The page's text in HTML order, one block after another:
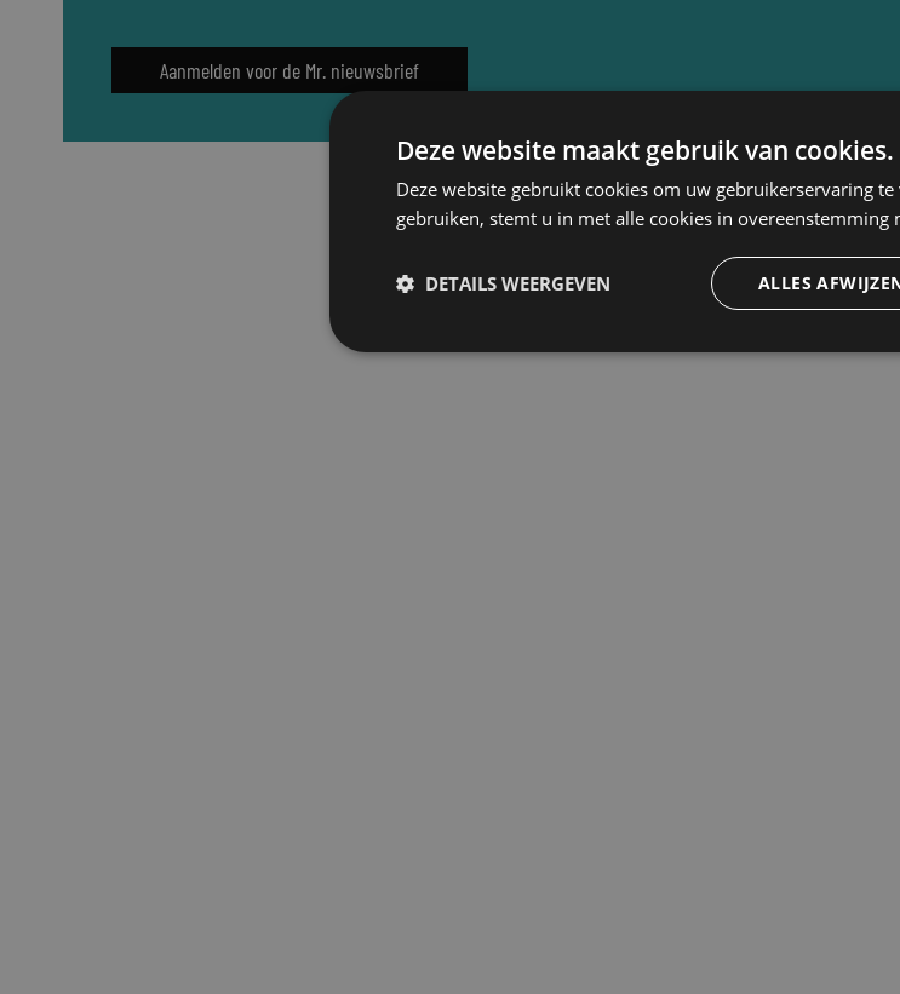
Aanmelden voor de Mr. nieuwsbrief
Deze website maakt gebruik van cookies.
Deze website gebruikt cookies om uw gebruikerservaring
gebruiken, stemt u in met alle cookies in overeenstemming
ALLES
DETAILS WEERGEVEN